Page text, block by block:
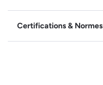
Certifications & Normes